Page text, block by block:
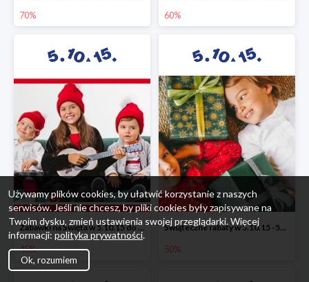
70% 60%
Zabawki na Święta w 5.10.15 do -45%
45%
Świąteczne rabaty w 5.10.15 -50%
50%
Używamy plików cookies, by ułatwić korzystanie z naszych
serwisów. Jeśli nie chcesz, by pliki cookies były zapisywane na
Twoim dysku, zmień ustawienia swojej przeglądarki. Więcej
informacji: polityka prywatności.
Ok, rozumiem